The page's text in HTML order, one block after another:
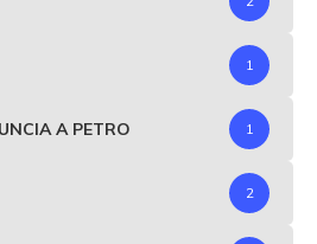
1
A PETRO 1
2